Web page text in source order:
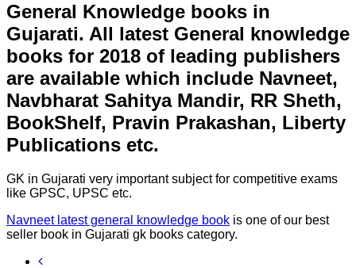
General Knowledge books in
Gujarati. All latest General knowledge
books for 2018 of leading publishers
are available which include Navneet,
Navbharat Sahitya Mandir, RR Sheth,
BookShelf, Pravin Prakashan, Liberty
Publications etc.
GK in Gujarati very important subject for competitive exams
like GPSC, UPSC etc.
Navneet latest general knowledge book is one of our best
seller book in Gujarati gk books category.